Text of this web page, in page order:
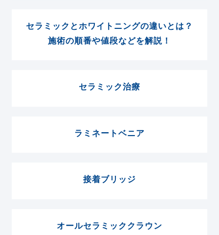
セラミックとホワイトニングの違いとは？
施術の順番や値段などを解説！
セラミック治療
ラミネートベニア
接着ブリッジ
オールセラミッククラウン